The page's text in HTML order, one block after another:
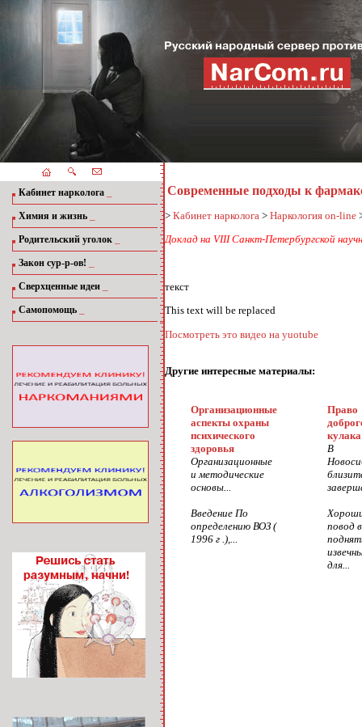
Кабинет нарколога
Химия и жизнь
Родительский уголок
Закон сур-р-ов!
Сверхценные идеи
Самопомощь
Современные подходы к
> Кабинет нарколога > Наркология on-line
Доклад на VIII Санкт-Петербургской
текст
This text will be replaced
Посмотреть это видео на yuotube
Другие интересные материалы:
Организационные
аспекты охраны
психического
здоровья
Организационные
и методические
основы...
Введение По
определению ВОЗ (
1996 г .),...
Право
кулака
В
повод
для...